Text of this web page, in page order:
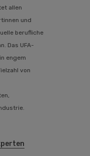
allen
und
berufliche
Das UFA-
engem
von